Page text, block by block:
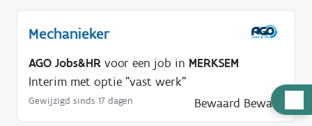
u
Mechanieker
AGO Jobs&HR voor een job in MERKSEM
Interim met optie "vast werk"
Gewijzigd sinds 17 dagen Bewaard Bewaar